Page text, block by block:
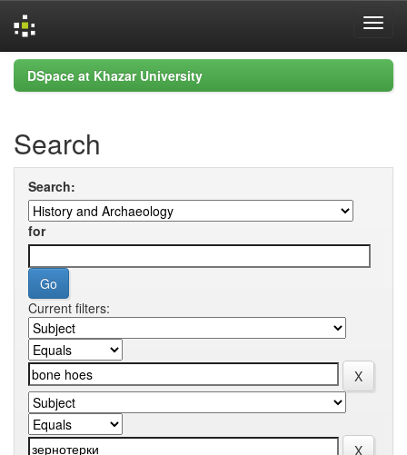
Skip
navigation
DSpace at Khazar University
Search
Search:
for
Current filters: